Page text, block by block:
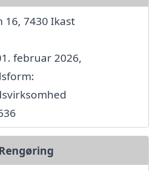
16, 7430 Ikast
februar 2026,